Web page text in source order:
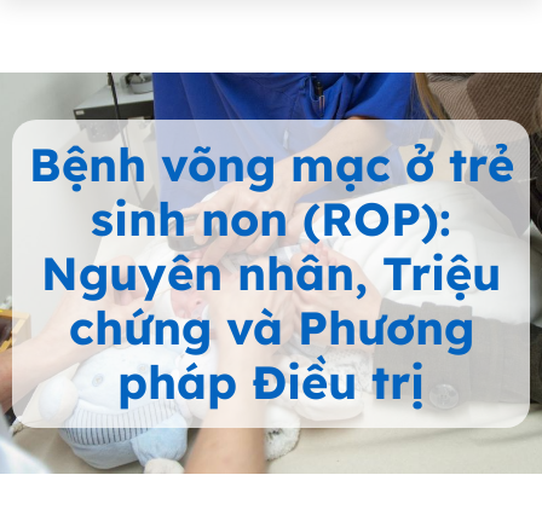
Bệnh võng mạc ở trẻ
sinh non (ROP):
Nguyên nhân, Triệu
chứng và Phương
pháp Điều trị